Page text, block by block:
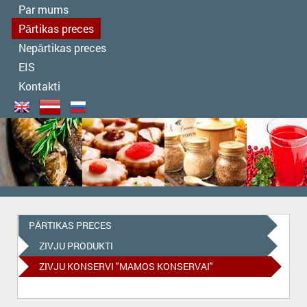
Par mums
Pārtikas preces
Nepārtikas preces
EIS
Kontakti
PĀRTIKAS PRECES
ZIVJU PRODUKTI
ZIVJU KONSERVI "MAMOS KONSERVAI"